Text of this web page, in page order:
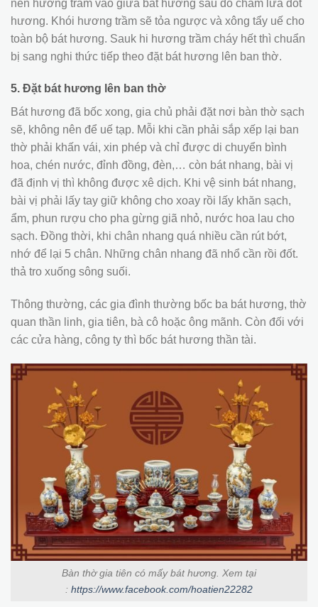
nén hương trầm vào giữa bát hương sau đó châm lửa đốt
hương. Khói hương trầm sẽ tỏa ngược và xông tẩy uế cho
toàn bộ bát hương. Sauk hi hương trầm cháy hết thì chuẩn
bị sang nghi thức tiếp theo đặt bát hương lên ban thờ.
5. Đặt bát hương lên ban thờ
Bát hương đã bốc xong, gia chủ phải đặt nơi bàn thờ sạch
sẽ, không nên để uế tạp. Mỗi khi cần phải sắp xếp lại ban
thờ phải khấn vái, xin phép và chỉ được di chuyển bình
hoa, chén nước, đỉnh đồng, đèn,… còn bát nhang, bài vị
đã định vị thì không được xê dịch. Khi vệ sinh bát nhang,
bài vị phải lấy tay giữ không cho xoay rồi lấy khăn sạch,
ẩm, phun rượu cho pha gừng giã nhỏ, nước hoa lau cho
sạch. Đồng thời, khi chân nhang quá nhiều cần rút bớt,
nhớ để lại 5 chân. Những chân nhang đã nhổ cần rồi đốt.
thả tro xuống sông suối.
Thông thường, các gia đình thường bốc ba bát hương, thờ
quan thần linh, gia tiên, bà cô hoặc ông mãnh. Còn đối với
các cửa hàng, công ty thì bốc bát hương thần tài.
Bàn thờ gia tiên có mấy bát hương. Xem tại
: https://www.facebook.com/hoatien22282